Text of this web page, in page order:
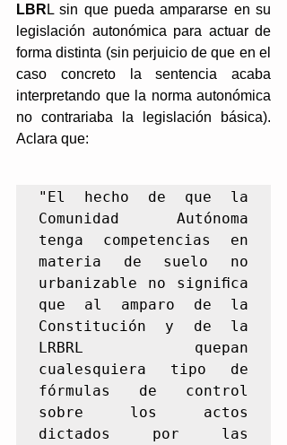
LBR L sin que pueda ampararse en su
legislación autonómica para actuar de
forma distinta (sin perjuicio de que en el
caso concreto la sentencia acaba
interpretando que la norma autonómica
no contrariaba la legislación básica).
Aclara que:
"El hecho de que la
Comunidad Autónoma
tenga competencias en
materia de suelo no
urbanizable no signiﬁca
que al amparo de la
Constitución y de la
LRBRL quepan
cualesquiera tipo de
fórmulas de control
sobre los actos
dictados por las